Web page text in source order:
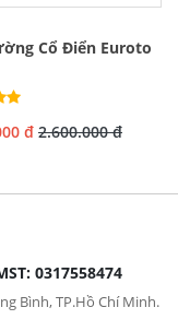
Cổ Điển Euroto
đ 2.600.000 đ
0317558474
Bình, TP.Hồ Chí Minh.